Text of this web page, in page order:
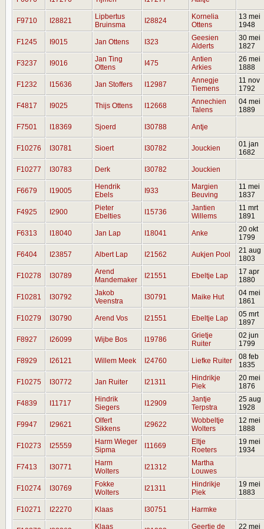
F9710 I28821
Lipbertus
Bruinsma
I28824
Kornelia
Ottens
13 mei
1948
F1245 I9015 Jan Ottens I323
Geesien
Alderts
30 mei
1827
F3237 I9016
Jan Ting
Ottens
I475
Antien
Arkies
26 mei
1888
F1232 I15636 Jan Stoffers I12987
Annegje
Tiemens
11 nov
1792
F4817 I9025 Thijs Ottens I12668
Annechien
Talens
04 mei
1889
F7501 I18369 Sjoerd I30788 Antje
F10276 I30781 Sioert I30782 Jouckien
01 jan
1682
F10277 I30783 Derk I30782 Jouckien
F6679 I19005
Hendrik
Ebels
I933
Margien
Beuving
11 mei
1837
F4925 I2900
Pieter
Ebelties
I15736
Jantien
Willems
11 mrt
1891
F6313 I18040 Jan Lap I18041 Anke
20 okt
1799
F6404 I23857 Albert Lap I21562 Aukjen Pool
21 aug
1803
F10278 I30789
Arend
Mandemaker
I21551 Ebeltje Lap
17 apr
1880
F10281 I30792
Jakob
Veenstra
I30791 Maike Hut
04 mei
1861
F10279 I30790 Arend Vos I21551 Ebeltje Lap
05 mrt
1897
F8927 I26099 Wijbe Bos I19786
Grietje
Ruiter
02 jun
1799
F8929 I26121 Willem Meek I24760 Liefke Ruiter
08 feb
1835
F10275 I30772 Jan Ruiter I21311
Hindrikje
Piek
20 mei
1876
F4839 I11717
Hindrik
Siegers
I12909
Jantje
Terpstra
25 aug
1928
F9947 I29621
Olfert
Sikkens
I29622
Wobbeltje
Wolters
12 mei
1888
F10273 I25559
Harm Wieger
Sipma
I11669
Eltje
Roeters
19 mei
1934
F7413 I30771
Harm
Wolters
I21312
Martha
Louwes
F10274 I30769
Fokke
Wolters
I21311
Hindrikje
Piek
19 mei
1883
F10271 I22270 Klaas I30751 Harmke
Klaas
Geertje de
22 mei